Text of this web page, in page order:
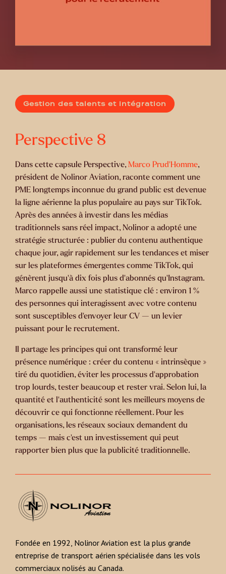
Gestion des talents et intégration
Perspective 8
Dans cette capsule Perspective, Marco Prud'Homme,
président de Nolinor Aviation, raconte comment une
PME longtemps inconnue du grand public est devenue
la ligne aérienne la plus populaire au pays sur TikTok.
Après des années à investir dans les médias
traditionnels sans réel impact, Nolinor a adopté une
stratégie structurée : publier du contenu authentique
chaque jour, agir rapidement sur les tendances et miser
sur les plateformes émergentes comme TikTok, qui
génèrent jusqu’à dix fois plus d’abonnés qu’Instagram.
Marco rappelle aussi une statistique clé : environ 1 %
des personnes qui interagissent avec votre contenu
sont susceptibles d'envoyer leur CV — un levier
puissant pour le recrutement.
Il partage les principes qui ont transformé leur
présence numérique : créer du contenu « intrinsèque »
tiré du quotidien, éviter les processus d’approbation
trop lourds, tester beaucoup et rester vrai. Selon lui, la
quantité et l’authenticité sont les meilleurs moyens de
découvrir ce qui fonctionne réellement. Pour les
organisations, les réseaux sociaux demandent du
temps — mais c’est un investissement qui peut
rapporter bien plus que la publicité traditionnelle.
Fondée en 1992, Nolinor Aviation est la plus grande
entreprise de transport aérien spécialisée dans les vols
commerciaux nolisés au Canada.